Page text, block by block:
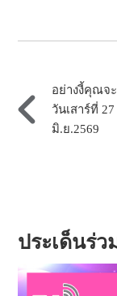
อย่างงี้คุณจะ
วันเสาร์ที่ 27
มิ.ย.2569
ประเด็นร่ว